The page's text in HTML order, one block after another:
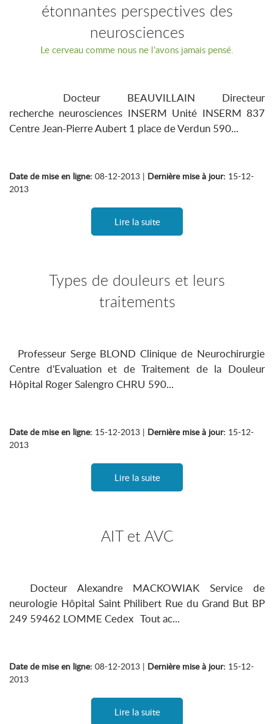
étonnantes perspectives des
neurosciences
Le cerveau comme nous ne l’avons jamais pensé.
Docteur BEAUVILLAIN Directeur
recherche neurosciences INSERM Unité INSERM 837
Centre Jean-Pierre Aubert 1 place de Verdun 590...
Date de mise en ligne: 08-12-2013 | Dernière mise à jour: 15-12-
2013
Lire la suite
Types de douleurs et leurs
traitements
Professeur Serge BLOND Clinique de Neurochirurgie
Centre d'Evaluation et de Traitement de la Douleur
Hôpital Roger Salengro CHRU 590...
Date de mise en ligne: 15-12-2013 | Dernière mise à jour: 15-12-
2013
Lire la suite
AIT et AVC
Docteur Alexandre MACKOWIAK Service de
neurologie Hôpital Saint Philibert Rue du Grand But BP
249 59462 LOMME Cedex Tout ac...
Date de mise en ligne: 08-12-2013 | Dernière mise à jour: 15-12-
2013
Lire la suite